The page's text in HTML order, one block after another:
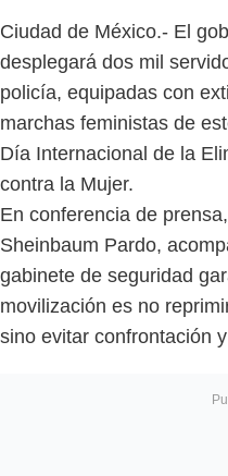
Ciudad de México.- El
desplegará dos mil
policía, equipadas con
marchas feministas de
Día Internacional de la
contra la Mujer.
En conferencia de
Sheinbaum Pardo,
gabinete de seguridad
movilización es no
sino evitar confrontación